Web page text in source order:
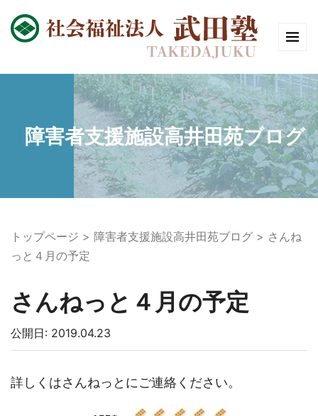
障害者支援施設高井田苑ブログ
トップページ 障害者支援施設高井田苑ブログ
さんね
っと４月の予定
さんねっと４月の予定
公開日: 2019.04.23
詳しくはさんねっとにご連絡ください。